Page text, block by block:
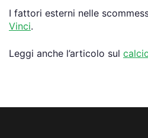
I fattori esterni nelle
Vinci.
Leggi anche l’articolo sul